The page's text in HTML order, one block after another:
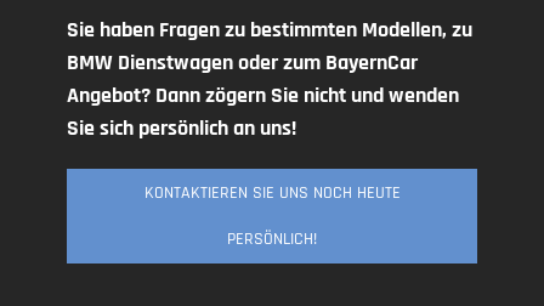
Sie haben Fragen zu bestimmten Modellen, zu
BMW Dienstwagen oder zum BayernCar
Angebot? Dann zögern Sie nicht und wenden
Sie sich persönlich an uns!
KONTAKTIEREN SIE UNS NOCH HEUTE
PERSÖNLICH!